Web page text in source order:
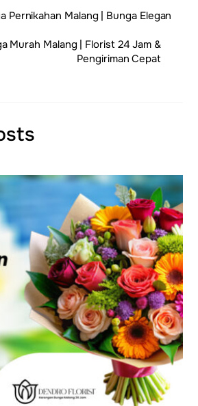
Pernikahan Malang | Bunga Elegan
Murah Malang | Florist 24 Jam &
Pengiriman Cepat